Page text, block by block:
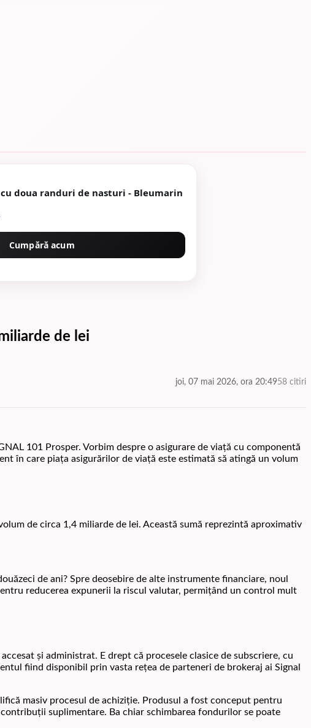
doua randuri de nasturi - Bleumarin
Cumpără acum
de lei
joi, 07 mai 2026, ora 20:4958 citiri
101 Prosper. Vorbim despre o asigurare de viață cu componentă
în care piața asigurărilor de viață este estimată să atingă un volum
de circa 1,4 miliarde de lei. Această sumă reprezintă aproximativ
de ani? Spre deosebire de alte instrumente financiare, noul
reducerea expunerii la riscul valutar, permițând un control mult
și administrat. E drept că procesele clasice de subscriere, cu
fiind disponibil prin vasta rețea de parteneri de brokeraj ai Signal
masiv procesul de achiziție. Produsul a fost conceput pentru
suplimentare. Ba chiar schimbarea fondurilor se poate